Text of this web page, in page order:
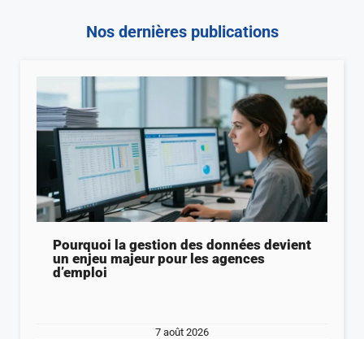
Nos dernières publications
Pourquoi la gestion des données devient
un enjeu majeur pour les agences
d’emploi
7 août 2026